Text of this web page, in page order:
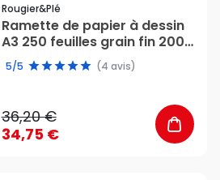
Rougier&plé
Ramette de papier à dessin
A3 250 feuilles grain fin 200
g/m² - Rougier&Plé
5/5 (4 avis)
36,20 €
34,75 €